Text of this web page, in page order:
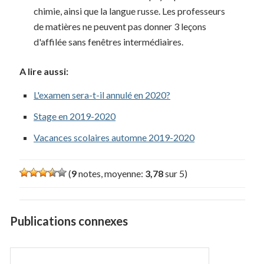
chimie, ainsi que la langue russe. Les professeurs
de matières ne peuvent pas donner 3 leçons
d'affilée sans fenêtres intermédiaires.
A lire aussi:
L'examen sera-t-il annulé en 2020?
Stage en 2019-2020
Vacances scolaires automne 2019-2020
(9notes, moyenne: 3,78sur 5)
Publications connexes